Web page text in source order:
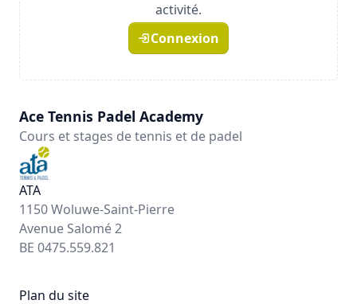
activité.
Connexion
Ace Tennis Padel Academy
Cours et stages de tennis et de padel
ATA
1150 Woluwe-Saint-Pierre
Avenue Salomé 2
BE 0475.559.821
Plan du site